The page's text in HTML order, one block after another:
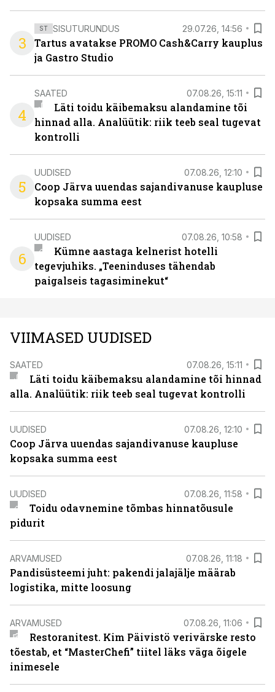
3
ST SISUTURUNDUS 29.07.26, 14:56
Tartus avatakse PROMO Cash&Carry kauplus
ja Gastro Studio
4
SAATED 07.08.26, 15:11
Läti toidu käibemaksu alandamine tõi
hinnad alla. Analüütik: riik teeb seal tugevat
kontrolli
5
UUDISED 07.08.26, 12:10
Coop Järva uuendas sajandivanuse kaupluse
kopsaka summa eest
6
UUDISED 07.08.26, 10:58
Kümne aastaga kelnerist hotelli
tegevjuhiks. „Teeninduses tähendab
paigalseis tagasiminekut“
VIIMASED UUDISED
SAATED 07.08.26, 15:11
Läti toidu käibemaksu alandamine tõi hinnad
alla. Analüütik: riik teeb seal tugevat kontrolli
UUDISED 07.08.26, 12:10
Coop Järva uuendas sajandivanuse kaupluse
kopsaka summa eest
UUDISED 07.08.26, 11:58
Toidu odavnemine tõmbas hinnatõusule
pidurit
ARVAMUSED 07.08.26, 11:18
Pandisüsteemi juht: pakendi jalajälje määrab
logistika, mitte loosung
ARVAMUSED 07.08.26, 11:06
Restoranitest. Kim Päivistö verivärske resto
tõestab, et “MasterChefi” tiitel läks väga õigele
inimesele